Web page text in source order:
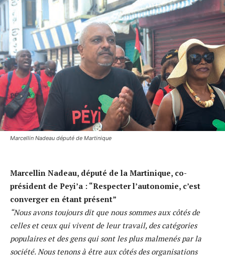
Marcellin Nadeau député de Martinique
Marcellin Nadeau, député de la Martinique, co-
président de Peyi’a : “Respecter l’autonomie, c’est
converger en étant présent”
“Nous avons toujours dit que nous sommes aux côtés de
celles et ceux qui vivent de leur travail, des catégories
populaires et des gens qui sont les plus malmenés par la
société. Nous tenons à être aux côtés des organisations